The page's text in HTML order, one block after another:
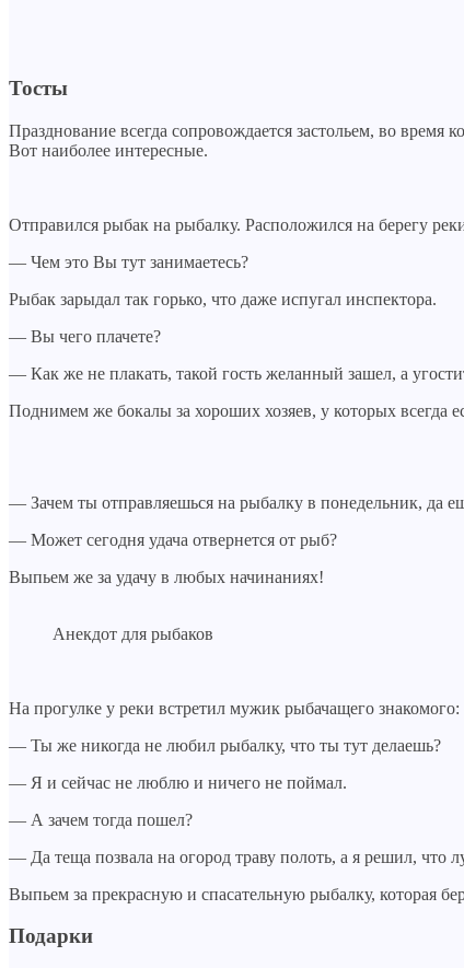
Тосты
Празднование всегда сопровождается застольем, во
Вот наиболее интересные.
Отправился рыбак на рыбалку. Расположился на берегу
— Чем это Вы тут занимаетесь?
Рыбак зарыдал так горько, что даже испугал инспектора.
— Вы чего плачете?
— Как же не плакать, такой гость желанный зашел, а
Поднимем же бокалы за хороших хозяев, у которых всегда
— Зачем ты отправляешься на рыбалку в понедельник, да
— Может сегодня удача отвернется от рыб?
Выпьем же за удачу в любых начинаниях!
Анекдот для рыбаков
На прогулке у реки встретил мужик рыбачащего знакомого:
— Ты же никогда не любил рыбалку, что ты тут делаешь?
— Я и сейчас не люблю и ничего не поймал.
— А зачем тогда пошел?
— Да теща позвала на огород траву полоть, а я решил, что
Выпьем за прекрасную и спасательную рыбалку, которая
Подарки